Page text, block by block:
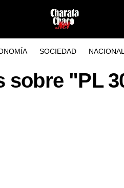
SOCIEDAD
sobre "PL